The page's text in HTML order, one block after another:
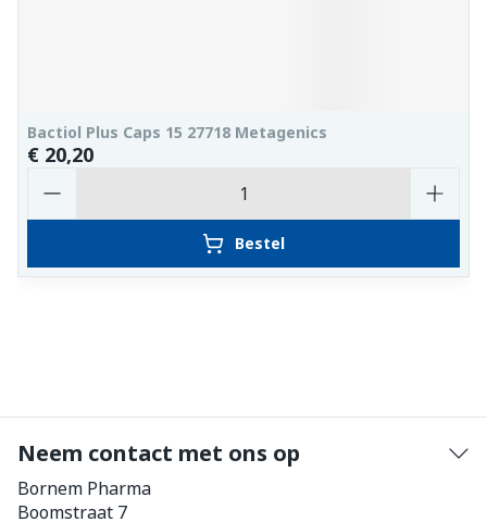
Bactiol Plus Caps 15 27718 Metagenics
€ 20,20
Bestel
Neem contact met ons op
Bornem Pharma
Boomstraat 7